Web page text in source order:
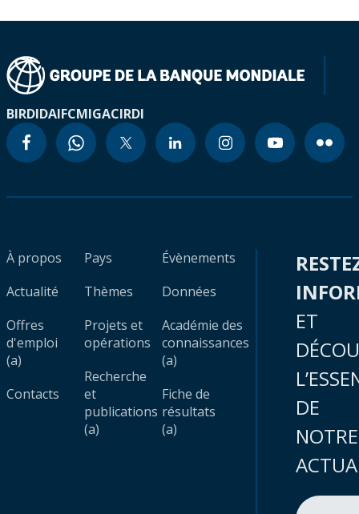
BIRDIDAIFCMIGACIRDI
À propos
Actualité
Offres
d'emploi
(a)
Contacts
Pays
Thèmes
Projets et
opérations
Recherche
et
publications
(a)
Évènements
Données
Académie des
connaissances
(a)
Fiche de
résultats
(a)
ET
DE
NOTRE